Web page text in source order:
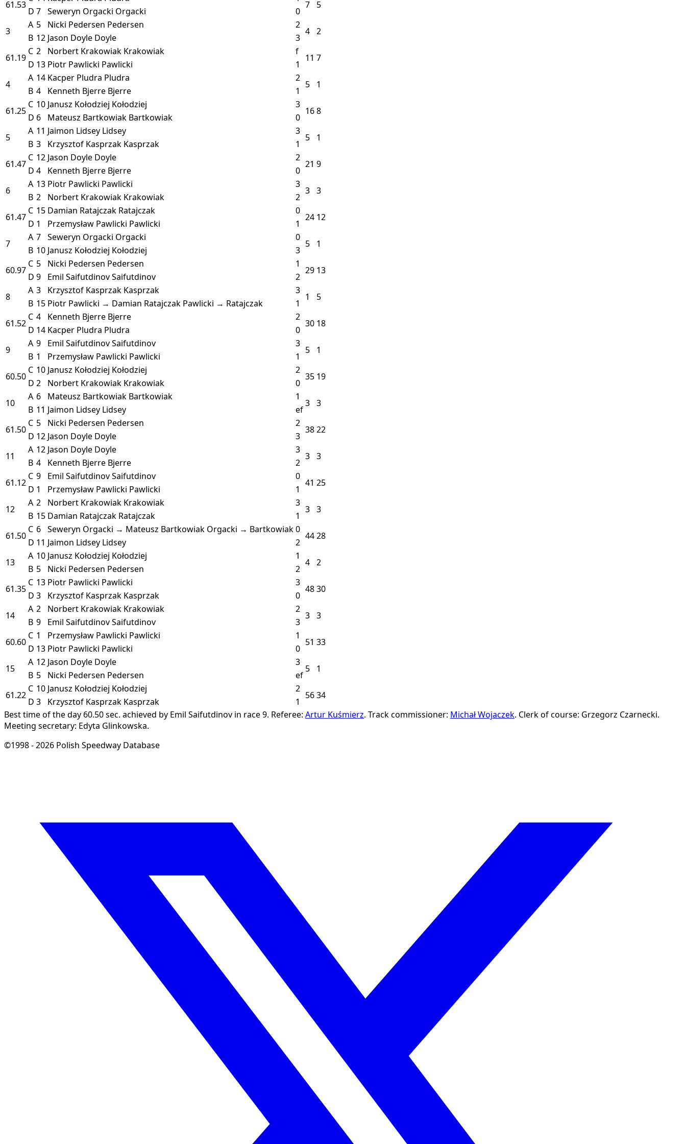
61.53
7 5
D 7 Seweryn Orgacki Orgacki
0
3
A 5 Nicki Pedersen Pedersen 2
4 2
B 12 Jason Doyle Doyle
3
61.19
C 2 Norbert Krakowiak Krakowiak f
11 7
D 13 Piotr Pawlicki Pawlicki
1
4
A 14 Kacper Pludra Pludra 2
5 1
B 4 Kenneth Bjerre Bjerre
1
61.25
C 10 Janusz Kołodziej Kołodziej 3
168
D 6 Mateusz Bartkowiak Bartkowiak
0
5
A 11 Jaimon Lidsey Lidsey 3
5 1
B 3 Krzysztof Kasprzak Kasprzak
1
61.47
C 12 Jason Doyle Doyle 2
21 9
D 4 Kenneth Bjerre Bjerre
0
6
A 13 Piotr Pawlicki Pawlicki 3
3 3
B 2 Norbert Krakowiak Krakowiak
2
61.47
C 15 Damian Ratajczak Ratajczak 0
24 12
D 1 Przemysław Pawlicki Pawlicki
1
7
A 7 Seweryn Orgacki Orgacki 0
5 1
B 10 Janusz Kołodziej Kołodziej
3
60.97
C 5 Nicki Pedersen Pedersen 1
29 13
D 9 Emil SaifutdinovSaifutdinov
2
8
A 3 Krzysztof Kasprzak Kasprzak 3
1 5
B 15 Piotr Pawlicki → Damian Ratajczak Pawlicki → Ratajczak
1
61.52
C 4 Kenneth Bjerre Bjerre 2
30 18
D 14 Kacper Pludra Pludra
0
9
A 9 Emil SaifutdinovSaifutdinov 3
5 1
B 1 Przemysław Pawlicki Pawlicki
1
60.50
C 10 Janusz Kołodziej Kołodziej 2
35 19
D 2 Norbert Krakowiak Krakowiak
0
10
A 6 Mateusz Bartkowiak Bartkowiak 1
3 3
B 11 Jaimon Lidsey Lidsey
ef
61.50
C 5 Nicki Pedersen Pedersen 2
3822
D 12 Jason Doyle Doyle
3
11
A 12 Jason Doyle Doyle 3
3 3
B 4 Kenneth Bjerre Bjerre
2
61.12
C 9 Emil SaifutdinovSaifutdinov 0
41 25
D 1 Przemysław Pawlicki Pawlicki
1
12
A 2 Norbert Krakowiak Krakowiak 3
3 3
B 15 Damian Ratajczak Ratajczak
1
61.50
C 6 Seweryn Orgacki → Mateusz Bartkowiak Orgacki → Bartkowiak0
4428
D 11 Jaimon Lidsey Lidsey
2
13
A 10 Janusz Kołodziej Kołodziej 1
4 2
B 5 Nicki Pedersen Pedersen
2
61.35
C 13 Piotr Pawlicki Pawlicki 3
4830
D 3 Krzysztof Kasprzak Kasprzak
0
14
A 2 Norbert Krakowiak Krakowiak 2
3 3
B 9 Emil SaifutdinovSaifutdinov
3
60.60
C 1 Przemysław Pawlicki Pawlicki 1
51 33
D 13 Piotr Pawlicki Pawlicki
0
15
A 12 Jason Doyle Doyle 3
5 1
B 5 Nicki Pedersen Pedersen
ef
61.22
C 10 Janusz Kołodziej Kołodziej 2
5634
D 3 Krzysztof Kasprzak Kasprzak
1
Best time of the day 60.50 sec. achieved by Emil Saifutdinov in race 9. Referee: Artur Kuśmierz. Track commissioner: Michał Wojaczek. Clerk of course: Grzegorz Czarnecki.
Meeting secretary: Edyta Glinkowska.
©1998 - 2026 Polish Speedway Database